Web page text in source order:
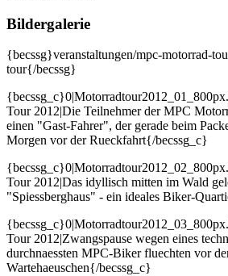
Bildergalerie
{becssg}veranstaltungen/mpc-motorrad-
tour{/becssg}
Tour 2012|Die Teilnehmer der MPC
einen "Gast-Fahrer", der gerade beim
Morgen vor der Rueckfahrt{/becssg_c}
Tour 2012|Das idyllisch mitten im Wald
"Spiessberghaus" - ein ideales Biker-
Tour 2012|Zwangspause wegen eines
durchnaessten MPC-Biker fluechten vor
Wartehaeuschen{/becssg_c}